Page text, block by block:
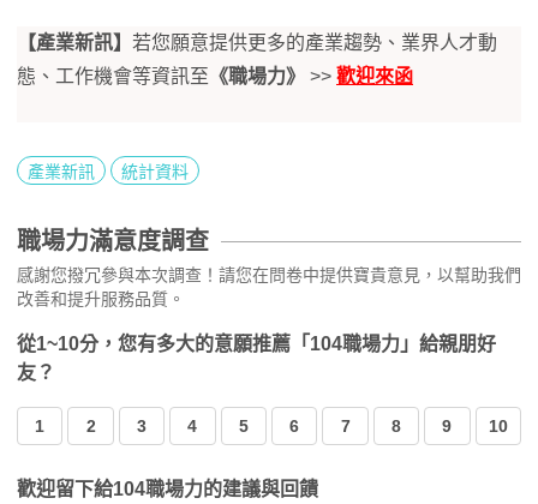
【產業新訊】 若您願意提供更多的產業趨勢、業界人才動
態、工作機會等資訊至 《職場力》 >> 歡迎來函
產業新訊 統計資料
職場力滿意度調查
感謝您撥冗參與本次調查！請您在問卷中提供寶貴意見，以幫助我們
改善和提升服務品質。
從1~10分，您有多大的意願推薦「104職場力」給親朋好
友？
1 2 3 4 5 6 7 8 9 10
歡迎留下給104職場力的建議與回饋